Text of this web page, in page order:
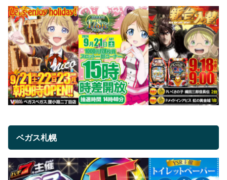
ベガス札幌